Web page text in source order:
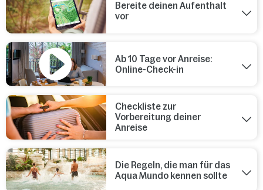
Bereite deinen Aufenthalt
vor
Ab 10 Tage vor Anreise:
Online-Check-in
Checkliste zur
Vorbereitung deiner
Anreise
Die Regeln, die man für das
Aqua Mundo kennen sollte